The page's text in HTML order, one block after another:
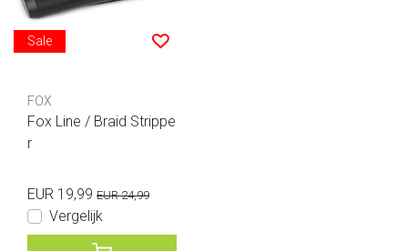
Sale
FOX
Fox Line / Braid Strippe
r
EUR 19,99 EUR 24,99
Vergelijk